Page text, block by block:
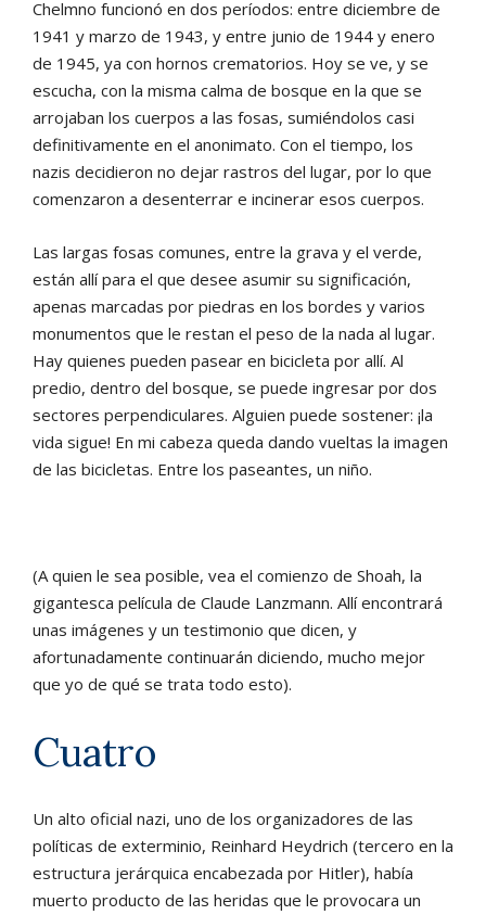
Chelmno funcionó en dos períodos: entre diciembre de
1941 y marzo de 1943, y entre junio de 1944 y enero
de 1945, ya con hornos crematorios. Hoy se ve, y se
escucha, con la misma calma de bosque en la que se
arrojaban los cuerpos a las fosas, sumiéndolos casi
definitivamente en el anonimato. Con el tiempo, los
nazis decidieron no dejar rastros del lugar, por lo que
comenzaron a desenterrar e incinerar esos cuerpos.
Las largas fosas comunes, entre la grava y el verde,
están allí para el que desee asumir su significación,
apenas marcadas por piedras en los bordes y varios
monumentos que le restan el peso de la nada al lugar.
Hay quienes pueden pasear en bicicleta por allí. Al
predio, dentro del bosque, se puede ingresar por dos
sectores perpendiculares. Alguien puede sostener: ¡la
vida sigue! En mi cabeza queda dando vueltas la imagen
de las bicicletas. Entre los paseantes, un niño.
(A quien le sea posible, vea el comienzo de Shoah, la
gigantesca película de Claude Lanzmann. Allí encontrará
unas imágenes y un testimonio que dicen, y
afortunadamente continuarán diciendo, mucho mejor
que yo de qué se trata todo esto).
Cuatro
Un alto oficial nazi, uno de los organizadores de las
políticas de exterminio, Reinhard Heydrich (tercero en la
estructura jerárquica encabezada por Hitler), había
muerto producto de las heridas que le provocara un